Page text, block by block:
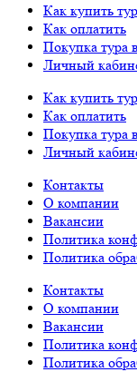
Как купить тур
Как оплатить
Покупка тура
Личный
Как купить тур
Как оплатить
Покупка тура
Личный
Контакты
О компании
Вакансии
Политика
Политика
Контакты
О компании
Вакансии
Политика
Политика